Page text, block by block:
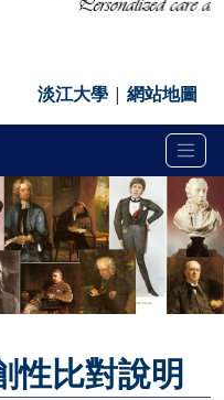
淡江大學 | 網站地圖
性比對說明